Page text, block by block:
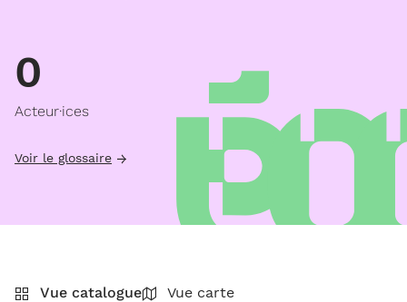
0
Acteur·ices
Voir le glossaire
Vue catalogue
Vue carte